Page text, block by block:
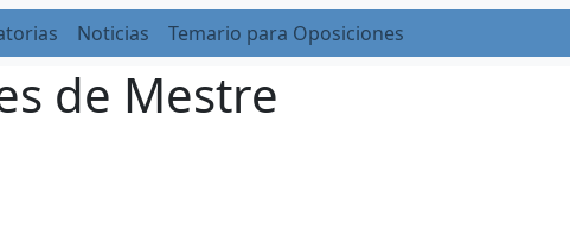
Noticias Temario para Oposiciones
de Mestre